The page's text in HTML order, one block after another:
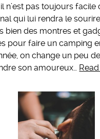
il n’est pas toujours
qui lui rendra le
bien des montres et
pour faire un camping
on change un peu
son amoureux…